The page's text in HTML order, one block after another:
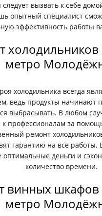
вызвать к себе
опытный специалист
эффективность работы
холодильников
метро
холодильника всегда
ведь продукты начинают
выбрасывать. В любом
к профессионалам за
ремонт
гарантию на все работы.
оптимальные деньги и
количество времени.
винных шкафов
метро